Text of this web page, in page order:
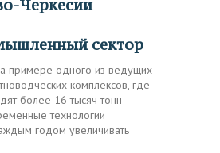
Черкесии
сектор
примере одного из ведущих
комплексов, где
более 16 тысяч тонн
технологии
годом увеличивать